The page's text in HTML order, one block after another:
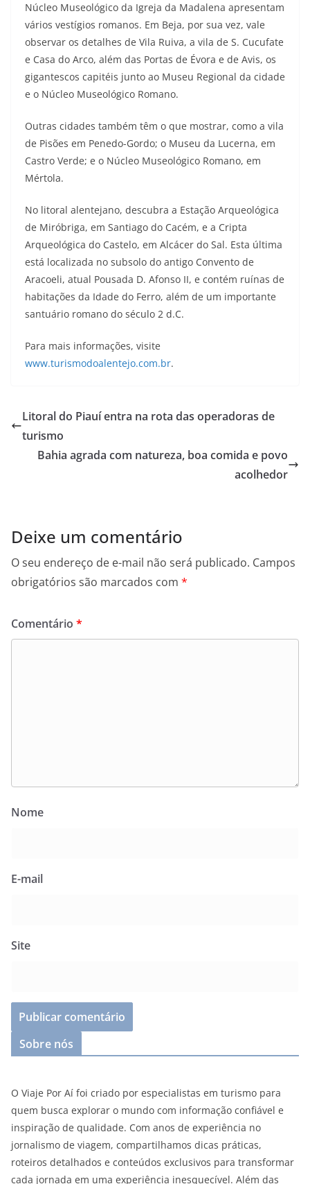
Núcleo Museológico da Igreja da Madalena apresentam
vários vestígios romanos. Em Beja, por sua vez, vale
observar os detalhes de Vila Ruiva, a vila de S. Cucufate
e Casa do Arco, além das Portas de Évora e de Avis, os
gigantescos capitéis junto ao Museu Regional da cidade
e o Núcleo Museológico Romano.
Outras cidades também têm o que mostrar, como a vila
de Pisões em Penedo-Gordo; o Museu da Lucerna, em
Castro Verde; e o Núcleo Museológico Romano, em
Mértola.
No litoral alentejano, descubra a Estação Arqueológica
de Miróbriga, em Santiago do Cacém, e a Cripta
Arqueológica do Castelo, em Alcácer do Sal. Esta última
está localizada no subsolo do antigo Convento de
Aracoeli, atual Pousada D. Afonso II, e contém ruínas de
habitações da Idade do Ferro, além de um importante
santuário romano do século 2 d.C.
Para mais informações, visite
www.turismodoalentejo.com.br.
Litoral do Piauí entra na rota das operadoras de
turismo
Bahia agrada com natureza, boa comida e povo
acolhedor
Deixe um comentário
O seu endereço de e-mail não será publicado. Campos
obrigatórios são marcados com *
Comentário *
Nome
E-mail
Site
Sobre nós
O Viaje Por Aí foi criado por especialistas em turismo para
quem busca explorar o mundo com informação confiável e
inspiração de qualidade. Com anos de experiência no
jornalismo de viagem, compartilhamos dicas práticas,
roteiros detalhados e conteúdos exclusivos para transformar
cada jornada em uma experiência inesquecível. Além das